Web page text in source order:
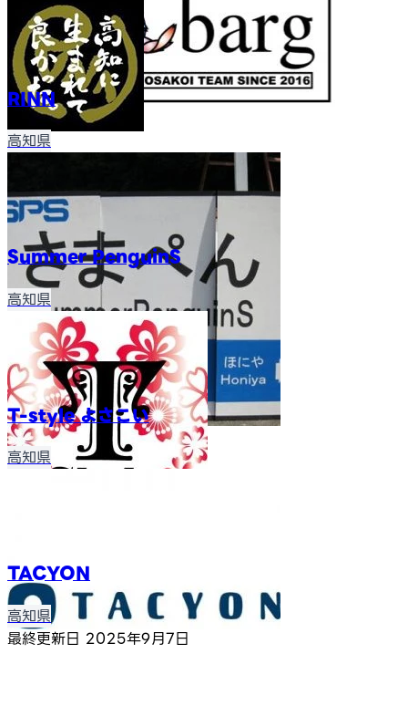
RINN
高知県
Summer PenguinS
高知県
T-style よさこい
高知県
TACYON
高知県
最終更新日 2025年9月7日